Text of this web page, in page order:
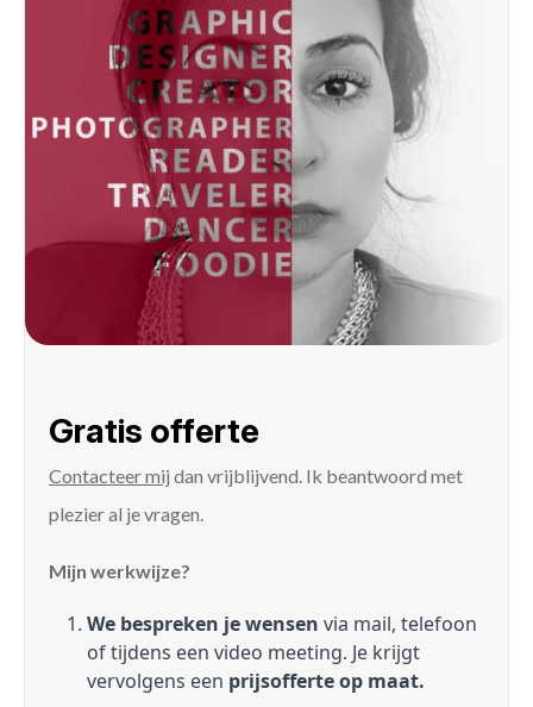
Gratis offerte
Contacteer mij dan vrijblijvend. Ik beantwoord met
plezier al je vragen.
Mijn werkwijze?
We bespreken je wensen via mail, telefoon
of tijdens een video meeting. Je krijgt
vervolgens een prijsofferte op maat.